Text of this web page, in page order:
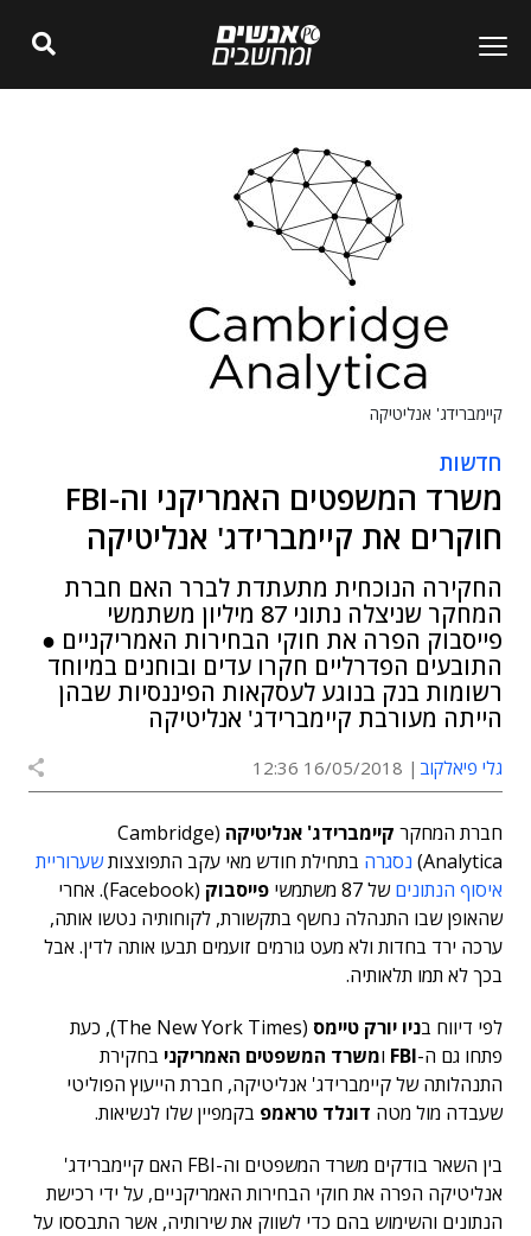
קיימברידג' אנליטיקה
חדשות
משרד המשפטים האמריקני וה-FBI
חוקרים את קיימברידג' אנליטיקה
החקירה הנוכחית מתעתדת לברר האם חברת
המחקר שניצלה נתוני 87 מיליון משתמשי
פייסבוק הפרה את חוקי הבחירות האמריקניים ●
התובעים הפדרליים חקרו עדים ובוחנים במיוחד
רשומות בנק בנוגע לעסקאות הפיננסיות שבהן
הייתה מעורבת קיימברידג' אנליטיקה
גלי פיאלקוב 16/05/2018 12:36
חברת המחקר קיימברידג' אנליטיקה (Cambridge
Analytica) נסגרה בתחילת חודש מאי עקב התפוצצותשערוריית
איסוף הנתוניםשל 87 משתמשי פייסבוק
(Facebook). אחרי
שהאופן שבו התנהלה נחשף בתקשורת, לקוחותיה נטשו אותה,
ערכה ירד בחדות ולא מעט גורמים זועמים תבעו אותה לדין. אבל
בכך לא תמו תלאותיה.
לפי דיווח בניו יורק טיימס
(The New York Times), כעת
פתחו גם ה-FBI ומשרד המשפטים האמריקני בחקירת
התנהלותה של קיימברידג' אנליטיקה, חברת הייעוץ הפוליטי
שעבדה מול מטה דונלד טראמפ בקמפיין שלו לנשיאות.
בין השאר בודקים משרד המשפטים וה-FBI האם קיימברידג'
אנליטיקה הפרה את חוקי הבחירות האמריקניים, על ידי רכישת
הנתונים והשימוש בהם כדי לשווק את שירותיה, אשר התבססו על